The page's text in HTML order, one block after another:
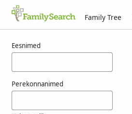
Family Tree
Eesnimed
Perekonnanimed